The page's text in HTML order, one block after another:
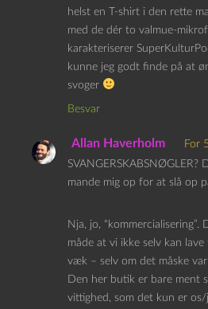
helst en T-shirt i den rette
med de dér to valmue-
karakteriserer
kunne jeg godt finde på at
svoger
Besvar
Allan Haverholm
For
SVANGERSKABSNØGLER?
mande mig op for at slå op
Nja, jo, “kommercialisering”.
måde at vi ikke selv kan
væk – selv om det måske
Den her butik er bare ment
vittighed, som det kun er